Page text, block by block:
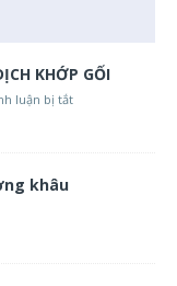
KHỚP GỐI
luận bị tắt
khâu